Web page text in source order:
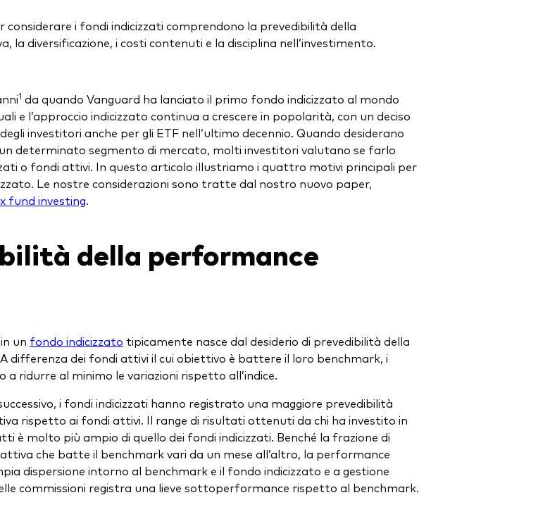
considerare i fondi indicizzati comprendono la prevedibilità della
la diversificazione, i costi contenuti e la disciplina nell’investimento.
1 da quando Vanguard ha lanciato il primo fondo indicizzato al mondo
e l’approccio indicizzato continua a crescere in popolarità, con un deciso
investitori anche per gli ETF nell’ultimo decennio. Quando desiderano
determinato segmento di mercato, molti investitori valutano se farlo
o fondi attivi. In questo articolo illustriamo i quattro motivi principali per
Le nostre considerazioni sono tratte dal nostro nuovo paper,
fund investing.
della performance
un fondo indicizzato tipicamente nasce dal desiderio di prevedibilità della
differenza dei fondi attivi il cui obiettivo è battere il loro benchmark, i
a ridurre al minimo le variazioni rispetto all’indice.
i fondi indicizzati hanno registrato una maggiore prevedibilità
rispetto ai fondi attivi. Il range di risultati ottenuti da chi ha investito in
è molto più ampio di quello dei fondi indicizzati. Benché la frazione di
che batte il benchmark vari da un mese all’altro, la performance
dispersione intorno al benchmark e il fondo indicizzato e a gestione
commissioni registra una lieve sottoperformance rispetto al benchmark.